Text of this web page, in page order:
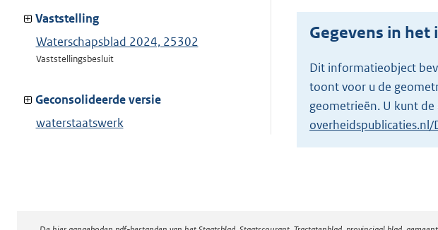
van:
Vaststelling
Waterschapsblad 2024, 25302
Vaststellingsbesluit
Geconsolideerde versie
waterstaatswerk
Gegevens in
Dit informatieobject
toont voor u de
geometrieën. U kunt